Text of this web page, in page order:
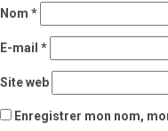
Nom *
E-mail *
Site web
Enregistrer mon nom,